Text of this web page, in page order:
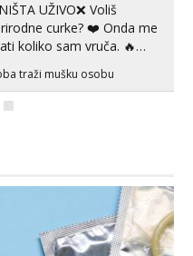
UŽIVO❌ Voliš
curke? ❤️ Onda me
koliko sam vruča.‎ ️‍🔥
koja ima 100%
💦 Misli su mi uvijek
vidim samo užitak. 💦
traži mušku osobu